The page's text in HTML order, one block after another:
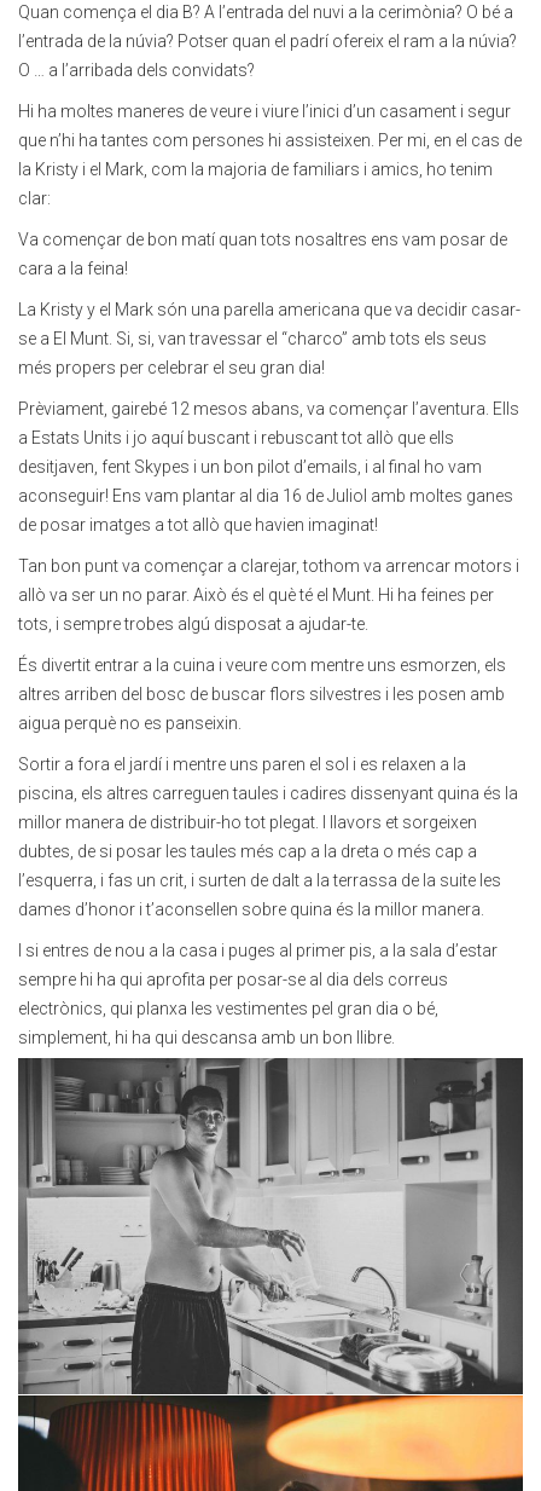
Quan comença el dia B? A l’entrada del nuvi a la cerimònia? O bé a
l’entrada de la núvia? Potser quan el padrí ofereix el ram a la núvia?
O … a l’arribada dels convidats?
Hi ha moltes maneres de veure i viure l’inici d’un casament i segur
que n’hi ha tantes com persones hi assisteixen. Per mi, en el cas de
la Kristy i el Mark, com la majoria de familiars i amics, ho tenim
clar:
Va començar de bon matí quan tots nosaltres ens vam posar de
cara a la feina!
La Kristy y el Mark són una parella americana que va decidir casar-
se a El Munt. Si, si, van travessar el “charco” amb tots els seus
més propers per celebrar el seu gran dia!
Prèviament, gairebé 12 mesos abans, va començar l’aventura. Ells
a Estats Units i jo aquí buscant i rebuscant tot allò que ells
desitjaven, fent Skypes i un bon pilot d’emails, i al final ho vam
aconseguir! Ens vam plantar al dia 16 de Juliol amb moltes ganes
de posar imatges a tot allò que havien imaginat!
Tan bon punt va començar a clarejar, tothom va arrencar motors i
allò va ser un no parar. Això és el què té el Munt. Hi ha feines per
tots, i sempre trobes algú disposat a ajudar-te.
És divertit entrar a la cuina i veure com mentre uns esmorzen, els
altres arriben del bosc de buscar flors silvestres i les posen amb
aigua perquè no es panseixin.
Sortir a fora el jardí i mentre uns paren el sol i es relaxen a la
piscina, els altres carreguen taules i cadires dissenyant quina és la
millor manera de distribuir-ho tot plegat. I llavors et sorgeixen
dubtes, de si posar les taules més cap a la dreta o més cap a
l’esquerra, i fas un crit, i surten de dalt a la terrassa de la suite les
dames d’honor i t’aconsellen sobre quina és la millor manera.
I si entres de nou a la casa i puges al primer pis, a la sala d’estar
sempre hi ha qui aprofita per posar-se al dia dels correus
electrònics, qui planxa les vestimentes pel gran dia o bé,
simplement, hi ha qui descansa amb un bon llibre.